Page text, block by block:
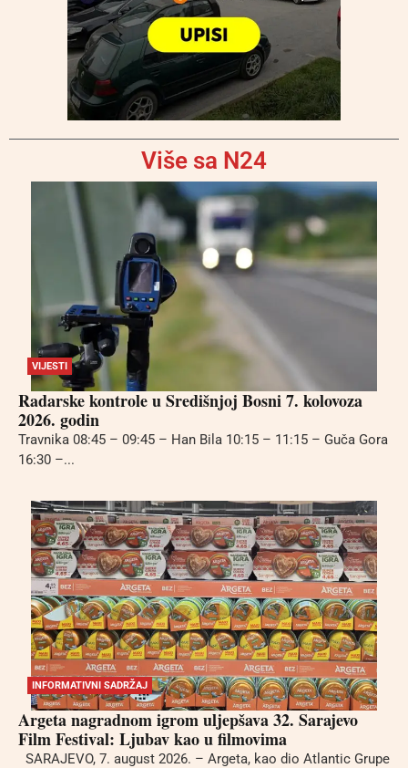
Više sa N24
VIJESTI
Radarske kontrole u Središnjoj Bosni 7. kolovoza
2026. godin
Travnika 08:45 – 09:45 – Han Bila 10:15 – 11:15 – Guča Gora
16:30 –...
INFORMATIVNI SADRŽAJ
Argeta nagradnom igrom uljepšava 32. Sarajevo
Film Festival: Ljubav kao u filmovima
SARAJEVO, 7. august 2026. – Argeta, kao dio Atlantic Grupe